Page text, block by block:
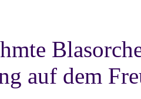
auf dem